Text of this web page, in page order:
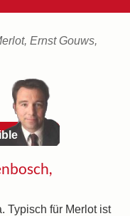
Ernst Gouws,
Typisch für Merlot ist